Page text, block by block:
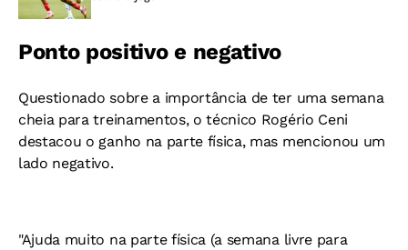
Ponto positivo e negativo
Questionado sobre a importância de ter uma semana
cheia para treinamentos, o técnico Rogério Ceni
destacou o ganho na parte física, mas mencionou um
lado negativo.
"Ajuda muito na parte física (a semana livre para